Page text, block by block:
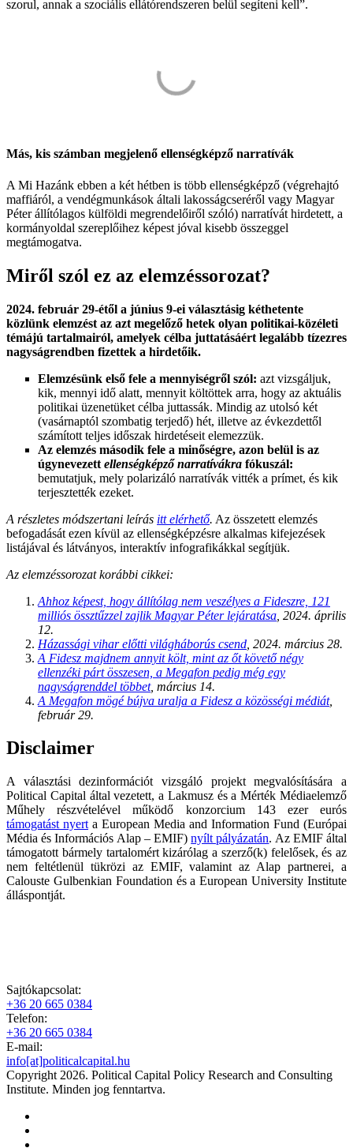
szorul, annak a szociális ellátórendszeren belül segíteni kell”.
Más, kis számban megjelenő ellenségképző narratívák
A Mi Hazánk ebben a két hétben is több ellenségképző (végrehajtó
maffiáról, a vendégmunkások általi lakosságcseréről vagy Magyar
Péter állítólagos külföldi megrendelőiről szóló) narratívát hirdetett, a
kormányoldal szereplőihez képest jóval kisebb összeggel
megtámogatva.
Miről szól ez az elemzéssorozat?
2024. február 29-étől a június 9-ei választásig kéthetente
közlünk elemzést az azt megelőző hetek olyan politikai-közéleti
témájú tartalmairól, amelyek célba juttatásáért legalább tízezres
nagyságrendben fizettek a hirdetőik.
Elemzésünk első fele a mennyiségről szól: azt vizsgáljuk,
kik, mennyi idő alatt, mennyit költöttek arra, hogy az aktuális
politikai üzenetüket célba juttassák. Mindig az utolsó két
(vasárnaptól szombatig terjedő) hét, illetve az évkezdettől
számított teljes időszak hirdetéseit elemezzük.
Az elemzés második fele a minőségre, azon belül is az
úgynevezett ellenségképző narratívákra fókuszál:
bemutatjuk, mely polarizáló narratívák vitték a prímet, és kik
terjesztették ezeket.
A részletes módszertani leírás itt elérhető. Az összetett elemzés
befogadását ezen kívül az ellenségképzésre alkalmas kifejezések
listájával és látványos, interaktív infografikákkal segítjük.
Az elemzéssorozat korábbi cikkei:
Ahhoz képest, hogy állítólag nem veszélyes a Fideszre, 121
milliós össztűzzel zajlik Magyar Péter lejáratása , 2024. április
12.
Házassági vihar előtti világháborús csend , 2024. március 28.
A Fidesz majdnem annyit költ, mint az őt követő négy
ellenzéki párt összesen, a Megafon pedig még egy
nagyságrenddel többet, március 14.
A Megafon mögé bújva uralja a Fidesz a közösségi médiát,
február 29.
Disclaimer
A választási dezinformációt vizsgáló projekt megvalósítására a
Political Capital által vezetett, a Lakmusz és a Mérték Médiaelemző
Műhely részvételével működő konzorcium 143 ezer eurós
támogatást nyert a European Media and Information Fund (Európai
Média és Információs Alap – EMIF)nyílt pályázatán. Az EMIF által
támogatott bármely tartalomért kizárólag a szerző(k) felelősek, és az
nem feltétlenül tükrözi az EMIF, valamint az Alap partnerei, a
Calouste Gulbenkian Foundation és a European University Institute
álláspontját.
Sajtókapcsolat:
+36 20 665 0384
Telefon:
+36 20 665 0384
E-mail:
info[at]politicalcapital.hu
Copyright 2026. Political Capital Policy Research and Consulting
Institute. Minden jog fenntartva.